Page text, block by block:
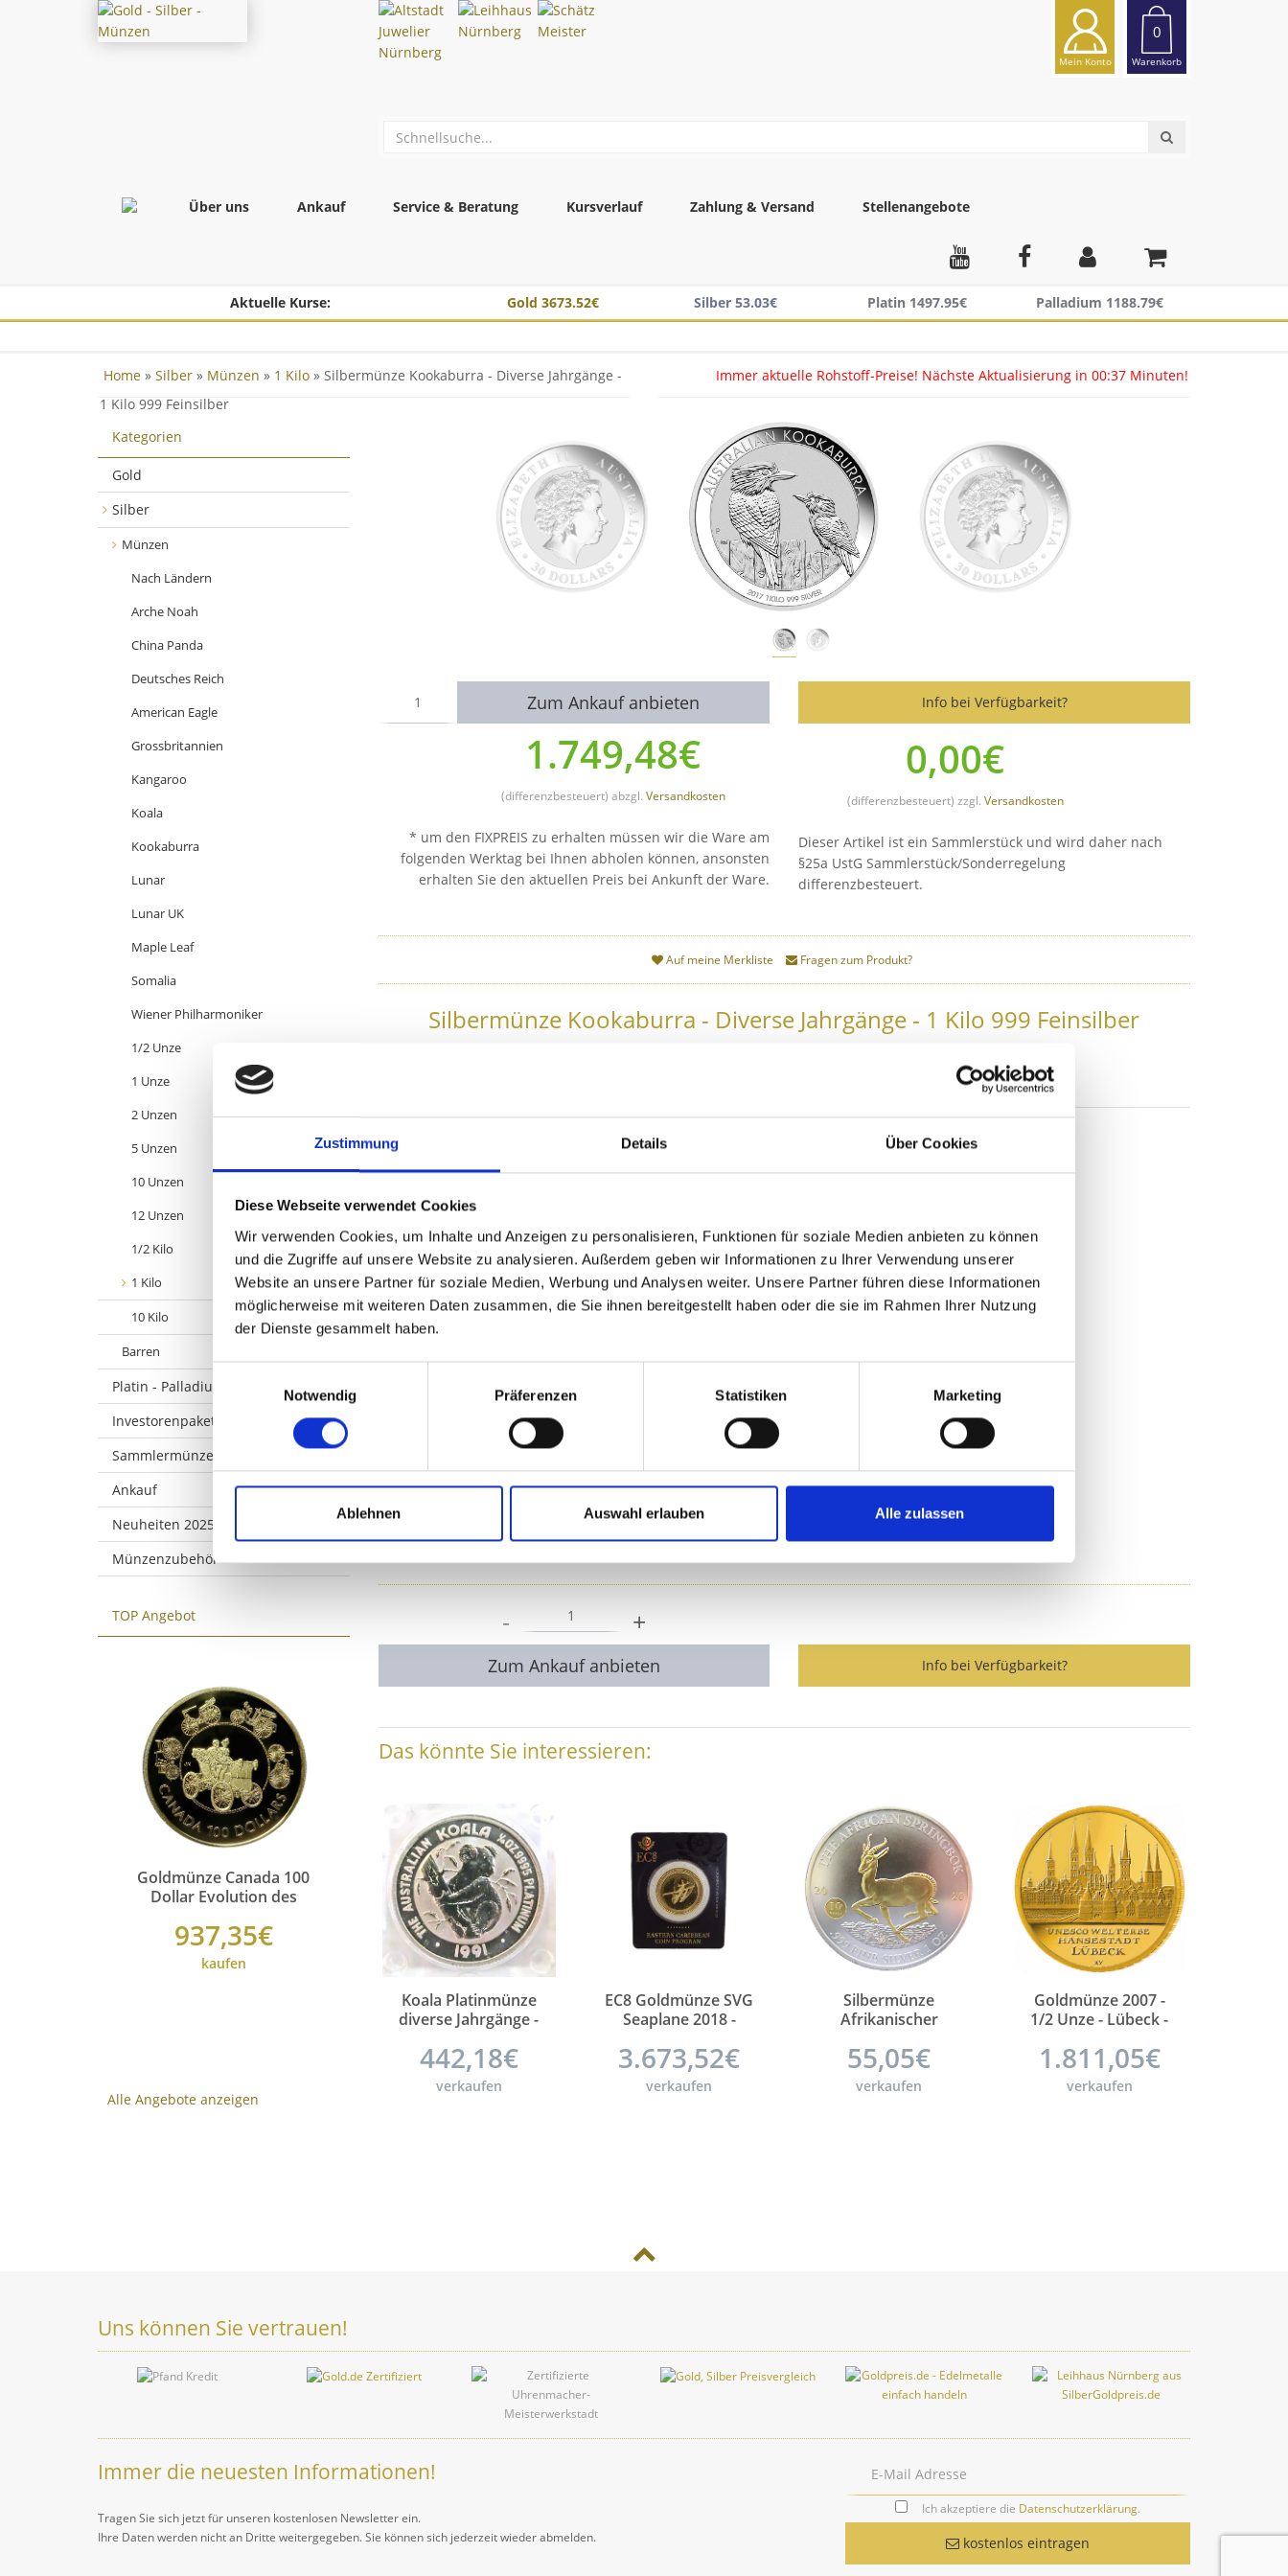
Zustimmung Details Über Cookies
Diese Webseite verwendet Cookies
Wir verwenden Cookies, um Inhalte und Anzeigen zu personalisieren, Funktionen für soziale Medien anbieten zu können
und die Zugriffe auf unsere Website zu analysieren. Außerdem geben wir Informationen zu Ihrer Verwendung unserer
Website an unsere Partner für soziale Medien, Werbung und Analysen weiter. Unsere Partner führen diese Informationen
möglicherweise mit weiteren Daten zusammen, die Sie ihnen bereitgestellt haben oder die sie im Rahmen Ihrer Nutzung
der Dienste gesammelt haben.
Einwilligungsauswahl
Notwendig
Präferenzen Statistiken Marketing
Ablehnen Auswahl erlauben Alle zulassen
0
Warenkorb
Mein Konto
Über uns Ankauf Service & Beratung Kursverlauf Zahlung & Versand Stellenangebote
Aktuelle Kurse: Gold 3673.52€ Silber 53.03€ Platin 1497.95€ Palladium 1188.79€
Home » Silber » Münzen » 1 Kilo » Silbermünze Kookaburra - Diverse Jahrgänge -
1 Kilo 999 Feinsilber
Immer aktuelle Rohstoff-Preise! Nächste Aktualisierung in 00:37 Minuten!
Zum Ankauf anbieten
1.749,48€
(differenzbesteuert) abzgl. Versandkosten
* um den FIXPREIS zu erhalten müssen wir die Ware am
folgenden Werktag bei Ihnen abholen können, ansonsten
erhalten Sie den aktuellen Preis bei Ankunft der Ware.
Info bei Verfügbarkeit?
0,00€
(differenzbesteuert) zzgl. Versandkosten
Dieser Artikel ist ein Sammlerstück und wird daher nach
§25a UstG Sammlerstück/Sonderregelung
differenzbesteuert.
Auf meine Merkliste Fragen zum Produkt?
Silbermünze Kookaburra - Diverse Jahrgänge - 1 Kilo 999 Feinsilber
Sie erhalten eine Silbermünze Kookaburra, diverse Jahrgänge
Nennwert - 30 australische Dollar
Prägeanstalt - The Perth Mint
Herkunftsland - Australien
Edelmetallart:
Zustand:
Anlageart:
- +
Zum Ankauf anbieten Info bei Verfügbarkeit?
Das könnte Sie interessieren:
Koala Platinmünze
diverse Jahrgänge -
442,18€
verkaufen
EC8 Goldmünze SVG
Seaplane 2018 -
Unze
3.673,52€
verkaufen
Silbermünze
Afrikanischer
2020 - 1 Unze
Feinsilber Gilded
55,05€
verkaufen
Goldmünze 2007 -
1/2 Unze - Lübeck -
Euro - Feingold
1.811,05€
verkaufen
Kategorien
Gold
Silber
Münzen
Nach Ländern
Arche Noah
China Panda
Deutsches Reich
American Eagle
Grossbritannien
Kangaroo
Koala
Kookaburra
Lunar
Lunar UK
Maple Leaf
Somalia
Wiener Philharmoniker
1/2 Unze
1 Unze
2 Unzen
5 Unzen
10 Unzen
12 Unzen
1/2 Kilo
1 Kilo
10 Kilo
Barren
Platin - Palladium
Investorenpakete
Sammlermünzen
Ankauf
Neuheiten 2025 - 2026
Münzenzubehör
TOP Angebot
Goldmünze Canada 100
Dollar Evolution des
ohne Etui ohne Zertifikat
937,35€
kaufen
Goldmünze Canada 100
Dollar Evolution des
Automobils - 1993 - PP -
ohne Etui ohne Zertifikat
937,35€
kaufen
Alle Angebote anzeigen
Uns können Sie vertrauen!
Immer die neuesten Informationen!
Tragen Sie sich jetzt für unseren kostenlosen Newsletter ein.
Ihre Daten werden nicht an Dritte weitergegeben. Sie können sich jederzeit wieder abmelden.
Ich akzeptiere die Datenschutzerklärung.
kostenlos eintragen